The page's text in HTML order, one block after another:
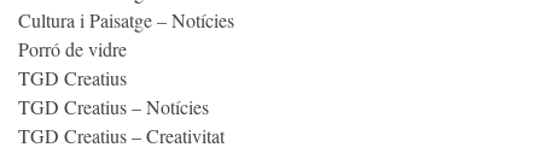
Cultura i Paisatge – Notícies
Porró de vidre
TGD Creatius
TGD Creatius – Notícies
TGD Creatius – Creativitat